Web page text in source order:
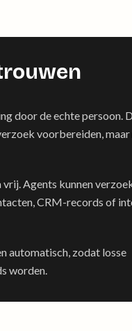
door de echte persoon.
voorbereiden,
Agents kunnen
CRM-records of
automatisch, zodat losse
worden.